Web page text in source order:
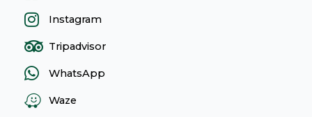
Instagram
Tripadvisor
WhatsApp
Waze